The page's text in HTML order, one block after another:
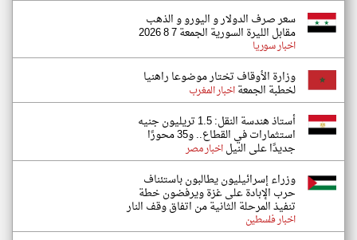
سعر صرف الدولار و اليورو و الذهب
مقابل الليرة السورية الجمعة 7 8 2026
اخبار سوريا
وزارة الأوقاف تختار موضوعا راهنيا
لخطبة الجمعةاخبار المغرب
أستاذ هندسة النقل: 1.5 تريليون جنيه
استثمارات في القطاع.. و35 محورًا
جديدًا على النيلاخبار مصر
وزراء إسرائيليون يطالبون باستئناف
حرب الإبادة على غزة ويرفضون خطة
تنفيذ المرحلة الثانية من اتفاق وقف النار
اخبار فلسطين